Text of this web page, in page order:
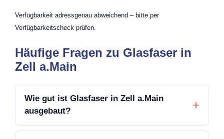
Verfügbarkeit adressgenau abweichend – bitte per
Verfügbarkeitscheck prüfen.
Häufige Fragen zu Glasfaser in
Zell a.Main
Wie gut ist Glasfaser in Zell a.Main
ausgebaut?